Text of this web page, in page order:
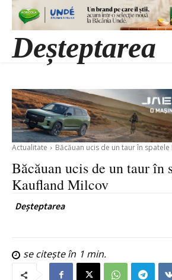
Deșteptarea
Actualitate Băcăuan ucis de un taur în
Băcăuan ucis de un taur în
Kaufland Milcov
Deșteptarea
se citește în 1 min.